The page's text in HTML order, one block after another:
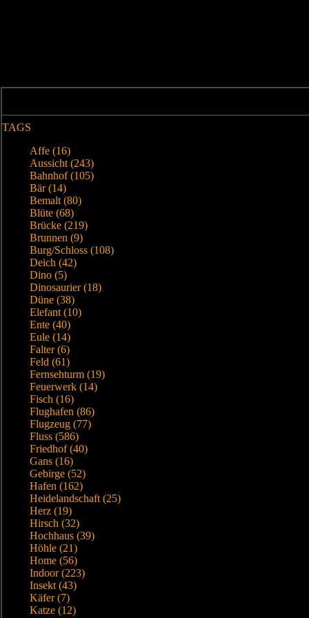
TAGS
Affe (16)
Aussicht (243)
Bahnhof (105)
Bär (14)
Bemalt (80)
Blüte (68)
Brücke (219)
Brunnen (9)
Burg/Schloss (108)
Deich (42)
Dino (5)
Dinosaurier (18)
Düne (38)
Elefant (10)
Ente (40)
Eule (14)
Falter (6)
Feld (61)
Fernsehturm (19)
Feuerwerk (14)
Fisch (16)
Flughafen (86)
Flugzeug (77)
Fluss (586)
Friedhof (40)
Gans (16)
Gebirge (52)
Hafen (162)
Heidelandschaft (25)
Herz (19)
Hirsch (32)
Hochhaus (39)
Höhle (21)
Home (56)
Indoor (223)
Insekt (43)
Käfer (7)
Katze (12)